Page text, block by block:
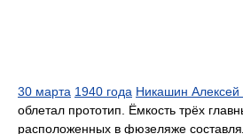
30 марта 1940 года Никашин Алексей
облетал прототип. Ёмкость трёх
расположенных в фюзеляже